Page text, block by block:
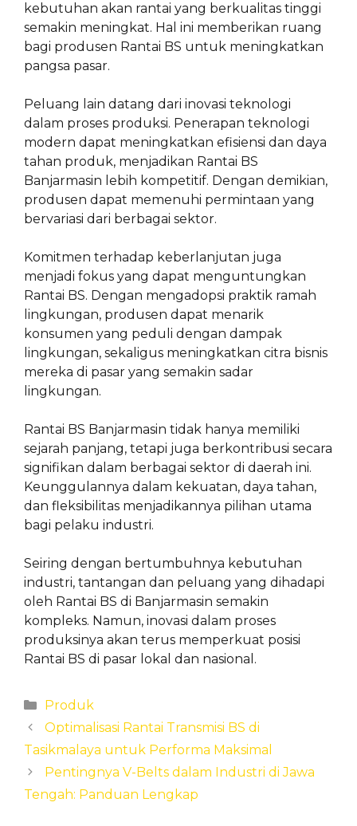
kebutuhan akan rantai yang berkualitas tinggi
semakin meningkat. Hal ini memberikan ruang
bagi produsen Rantai BS untuk meningkatkan
pangsa pasar.
Peluang lain datang dari inovasi teknologi
dalam proses produksi. Penerapan teknologi
modern dapat meningkatkan efisiensi dan daya
tahan produk, menjadikan Rantai BS
Banjarmasin lebih kompetitif. Dengan demikian,
produsen dapat memenuhi permintaan yang
bervariasi dari berbagai sektor.
Komitmen terhadap keberlanjutan juga
menjadi fokus yang dapat menguntungkan
Rantai BS. Dengan mengadopsi praktik ramah
lingkungan, produsen dapat menarik
konsumen yang peduli dengan dampak
lingkungan, sekaligus meningkatkan citra bisnis
mereka di pasar yang semakin sadar
lingkungan.
Rantai BS Banjarmasin tidak hanya memiliki
sejarah panjang, tetapi juga berkontribusi secara
signifikan dalam berbagai sektor di daerah ini.
Keunggulannya dalam kekuatan, daya tahan,
dan fleksibilitas menjadikannya pilihan utama
bagi pelaku industri.
Seiring dengan bertumbuhnya kebutuhan
industri, tantangan dan peluang yang dihadapi
oleh Rantai BS di Banjarmasin semakin
kompleks. Namun, inovasi dalam proses
produksinya akan terus memperkuat posisi
Rantai BS di pasar lokal dan nasional.
Categories
Produk
Optimalisasi Rantai Transmisi BS di
Tasikmalaya untuk Performa Maksimal
Pentingnya V-Belts dalam Industri di Jawa
Tengah: Panduan Lengkap